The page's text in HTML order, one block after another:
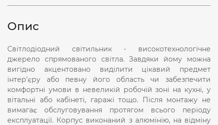
Опис
Світлодіодний світильник - високотехнологічне
джерело спрямованого світла. Завдяки йому можна
вигідно акцентовано виділити цікавий предмет
інтер'єру або певну його область чи забезпечити
комфортні умови в невеликій робочій зоні на кухні, у
вітальні або кабінеті, гаражі тощо. Після монтажу не
вимагає обслуговування протягом всього періоду
експлуатації. Корпус виконаний з алюмінію, на відміну